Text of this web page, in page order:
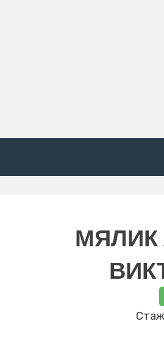
МЯЛИК